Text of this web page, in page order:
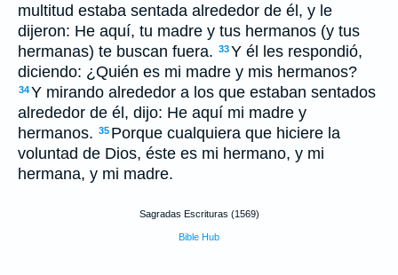
multitud estaba sentada alrededor de él, y le
dijeron: He aquí, tu madre y tus hermanos (y tus
hermanas) te buscan fuera. 33Y él les respondió,
diciendo: ¿Quién es mi madre y mis hermanos?
34Y mirando alrededor a los que estaban sentados
alrededor de él, dijo: He aquí mi madre y
hermanos. 35 Porque cualquiera que hiciere la
voluntad de Dios, éste es mi hermano, y mi
hermana, y mi madre.
Sagradas Escrituras (1569)
Bible Hub